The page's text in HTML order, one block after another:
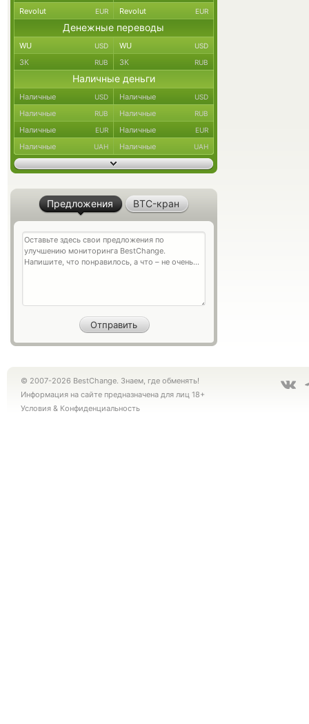
Revolut EUR Revolut EUR
Денежные переводы
WU USD WU USD
ЗК RUB ЗК RUB
Наличные деньги
Наличные USD Наличные USD
Наличные RUB Наличные RUB
Наличные EUR Наличные EUR
Наличные UAH Наличные UAH
Предложения BTC-кран
© 2007-2026 BestChange. Знаем, где обменять!
Информация на сайте предназначена для лиц 18+
Условия & Конфиденциальность